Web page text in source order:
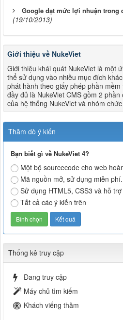
Google đạt mức lợi nhuận trong
(19/10/2013)
Giới thiệu về NukeViet
Giới thiệu khái quát NukeViet là một
thể sử dụng vào nhiều mục đích
phát hành theo giấy phép phần
đầy đủ là NukeViet CMS gồm 2
của hệ thống NukeViet và nhóm
Thăm dò ý kiến
Bạn biết gì về NukeViet 4?
Một bộ sourcecode cho web
Mã nguồn mở, sử dụng miễn phí.
Sử dụng HTML5, CSS3 và hỗ
Tất cả các ý kiến trên
Thống kê truy cập
Đang truy cập
Máy chủ tìm kiếm
Khách viếng thăm